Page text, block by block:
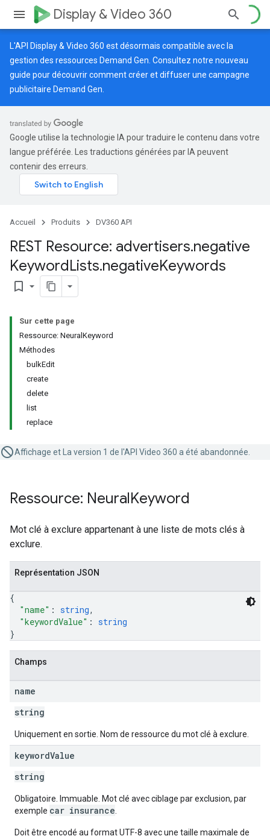
Display & Video 360
L'API Display & Video 360 est désormais compatible avec la
gestion des ressources Demand Gen. Consultez notre nouveau
guide pour découvrir comment créer et diffuser une campagne
publicitaire Demand Gen.
Google utilise la technologie IA pour traduire le contenu dans votre
langue préférée. Les traductions générées par IA peuvent
contenir des erreurs.
Accueil Produits DV360 API
REST Resource: advertisers.negative
KeywordLists.negativeKeywords
bookmark_border
Sur cette page
Ressource: NeuralKeyword
Méthodes
bulkEdit
create
delete
list
replace
Affichage et La version 1 de l'API Video 360 a été abandonnée.
Ressource: NeuralKeyword
Mot clé à exclure appartenant à une liste de mots clés à
exclure.
Représentation JSON
{
"name" : string,
"keywordValue" : string
}
Champs
name
string
Uniquement en sortie. Nom de ressource du mot clé à exclure.
keywordValue
string
Obligatoire. Immuable. Mot clé avec ciblage par exclusion, par
exemple car insurance
Doit être encodé au format UTF-8 avec une taille maximale de